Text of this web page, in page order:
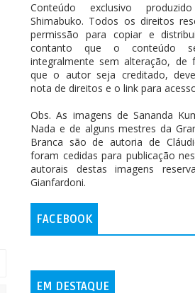
Conteúdo exclusivo
Shimabuko. Todos os direitos
permissão para copiar e
contanto que o conteúdo
integralmente sem alteração, de
que o autor seja creditado,
nota de direitos e o link para
Obs. As imagens de Sananda
Nada e de alguns mestres da
Branca são de autoria de
foram cedidas para publicação
autorais destas imagens
Gianfardoni.
FACEBOOK
EM DESTAQUE